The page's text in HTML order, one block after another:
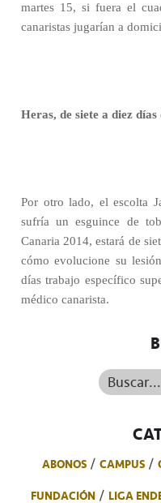
martes 15, si fuera el
canaristas jugarían a
Heras, de siete a diez días
Por otro lado, el escolta
sufría un esguince de
Canaria 2014, estará de
cómo evolucione su
días trabajo específico
médico canarista.
Buscar...
ABONOS CAMPUS
FUNDACIÓN
LIGA